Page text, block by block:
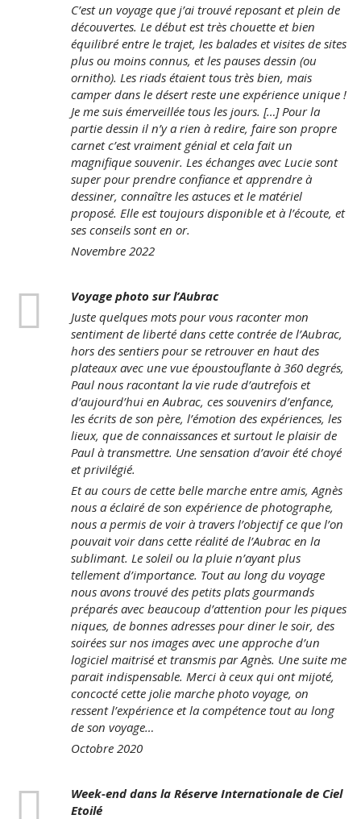
C’est un voyage que j’ai trouvé reposant et plein de
découvertes. Le début est très chouette et bien
équilibré entre le trajet, les balades et visites de sites
plus ou moins connus, et les pauses dessin (ou
ornitho). Les riads étaient tous très bien, mais
camper dans le désert reste une expérience unique !
Je me suis émerveillée tous les jours. […] Pour la
partie dessin il n’y a rien à redire, faire son propre
carnet c’est vraiment génial et cela fait un
magnifique souvenir. Les échanges avec Lucie sont
super pour prendre confiance et apprendre à
dessiner, connaître les astuces et le matériel
proposé. Elle est toujours disponible et à l’écoute, et
ses conseils sont en or.
Novembre 2022
Voyage photo sur l’Aubrac
Juste quelques mots pour vous raconter mon
sentiment de liberté dans cette contrée de l’Aubrac,
hors des sentiers pour se retrouver en haut des
plateaux avec une vue époustouflante à 360 degrés,
Paul nous racontant la vie rude d’autrefois et
d’aujourd’hui en Aubrac, ces souvenirs d’enfance,
les écrits de son père, l’émotion des expériences, les
lieux, que de connaissances et surtout le plaisir de
Paul à transmettre. Une sensation d’avoir été choyé
et privilégié.
Et au cours de cette belle marche entre amis, Agnès
nous a éclairé de son expérience de photographe,
nous a permis de voir à travers l’objectif ce que l’on
pouvait voir dans cette réalité de l’Aubrac en la
sublimant. Le soleil ou la pluie n’ayant plus
tellement d’importance. Tout au long du voyage
nous avons trouvé des petits plats gourmands
préparés avec beaucoup d’attention pour les piques
niques, de bonnes adresses pour diner le soir, des
soirées sur nos images avec une approche d’un
logiciel maitrisé et transmis par Agnès. Une suite me
parait indispensable. Merci à ceux qui ont mijoté,
concocté cette jolie marche photo voyage, on
ressent l’expérience et la compétence tout au long
de son voyage…
Octobre 2020
Week-end dans la Réserve Internationale de Ciel
Etoilé